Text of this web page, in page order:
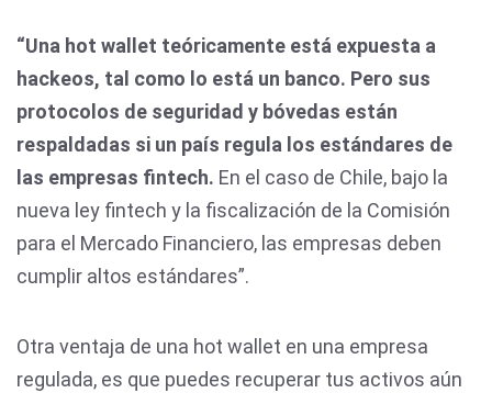
“Una hot wallet teóricamente está expuesta a
hackeos, tal como lo está un banco. Pero sus
protocolos de seguridad y bóvedas están
respaldadas si un país regula los estándares de
las empresas fintech. En el caso de Chile, bajo la
nueva ley fintech y la fiscalización de la Comisión
para el Mercado Financiero, las empresas deben
cumplir altos estándares”.
Otra ventaja de una hot wallet en una empresa
regulada, es que puedes recuperar tus activos aún